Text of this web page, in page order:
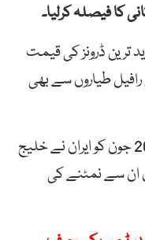
کا فیصلہ کرلیا۔
ترین ڈرونز کی قیمت
طیاروں سے بھی
رپورٹ میں بتایا گیا کہ اسی ڈرون کو 20 جون کو ایران نے خلیج
ان سے نمٹنے کی